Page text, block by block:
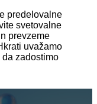
predelovalne
svetovalne
prevzeme
uvažamo
zadostimo